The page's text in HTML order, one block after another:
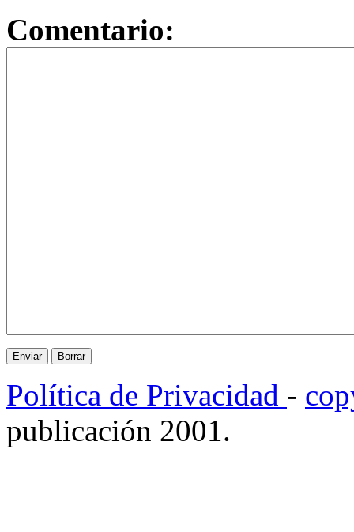
Comentario:
Política de Privacidad -
publicación 2001.